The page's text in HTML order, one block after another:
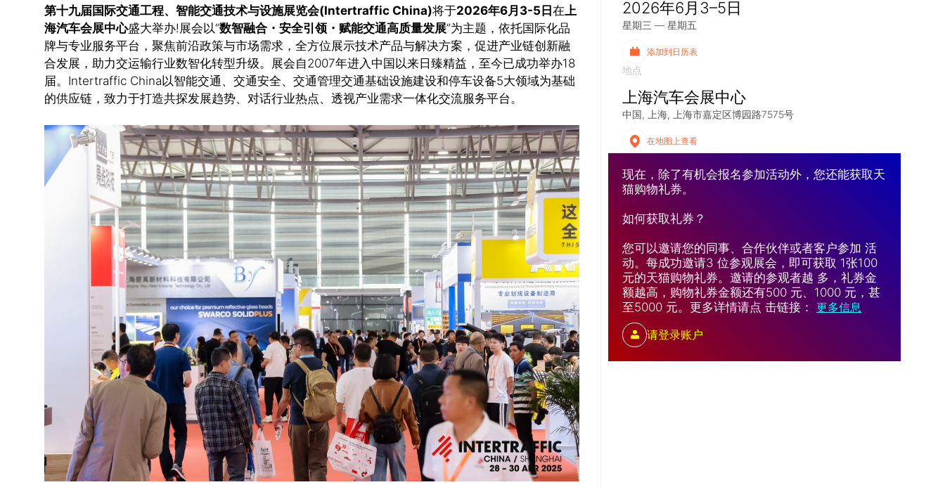
第十九届国际交通工程、智能交通技术与设施展览会(Intertraffic China)将于2026年6月3-5日在 上
海汽车会展中心盛大举办!展会以“数智融合・安全引领・赋能交通高质量发展”为主题，依托国际化品
牌与专业服务平台，聚焦前沿政策与市场需求，全方位展示技术产品与解决方案，促进产业链创新融
合发展，助力交运输行业数智化转型升级。展会自2007年进入中国以来日臻精益，至今已成功举办18
届。Intertraffic China以智能交通、交通安全、交通管理交通基础设施建设和停车设备5大领域为基础
的供应链，致力于打造共探发展趋势、对话行业热点、透视产业需求一体化交流服务平台。
2026年6月3–5日
星期三 — 星期五
添加到日历表
地点
上海汽车会展中心
中国 上海 上海市嘉定区博园路7575号
在地图上查看
现在，除了有机会报名参加活动外，您还能获取天
猫购物礼券。
如何获取礼券？
您可以邀请您的同事、合作伙伴或者客户参加 活
动。每成功邀请3 位参观展会，即可获取 1张100
元的天猫购物礼券。邀请的参观者越 多，礼券金
额越高，购物礼券金额还有500 元、1000 元，甚
至5000 元。更多详情请点 击链接： 更多信息
请登录账户